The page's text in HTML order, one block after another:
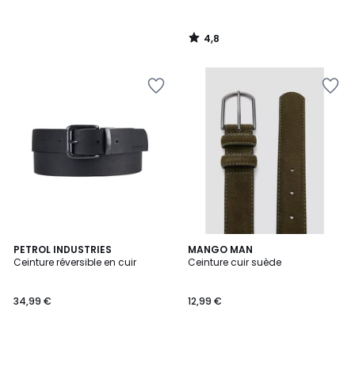
4,8
/
PETROL INDUSTRIES
Ceinture réversible en cuir
34,99 €
MANGO MAN
Ceinture cuir suède
12,99 €